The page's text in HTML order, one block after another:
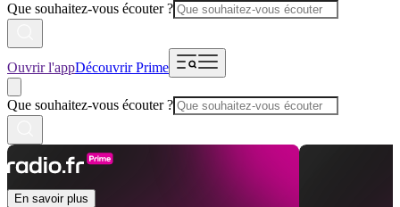
Que souhaitez-vous écouter ?
Ouvrir l'appDécouvrir Prime
Que souhaitez-vous écouter ?
En savoir plus